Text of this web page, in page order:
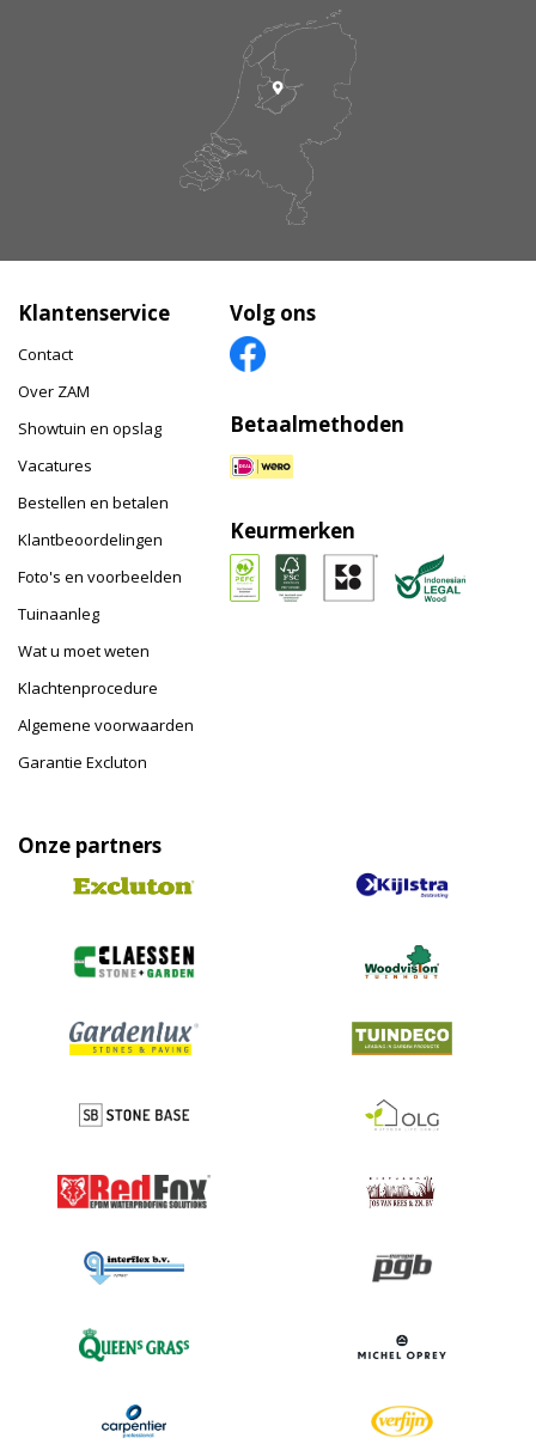
Klantenservice
Contact
Over ZAM
Showtuin en opslag
Vacatures
Bestellen en betalen
Klantbeoordelingen
Foto's en voorbeelden
Tuinaanleg
Wat u moet weten
Klachtenprocedure
Algemene voorwaarden
Garantie Excluton
Volg ons
Betaalmethoden
Keurmerken
Onze partners